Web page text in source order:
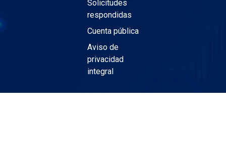
Solicitudes
respondidas
Cuenta pública
Aviso de
privacidad
integral